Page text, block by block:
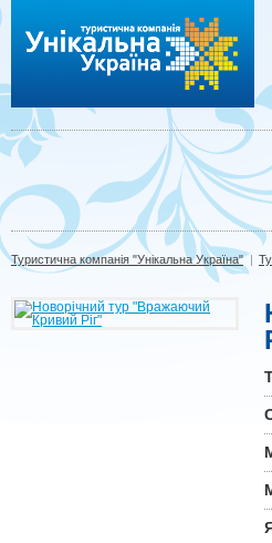
Туристична компанія "Унікальна Україна" |